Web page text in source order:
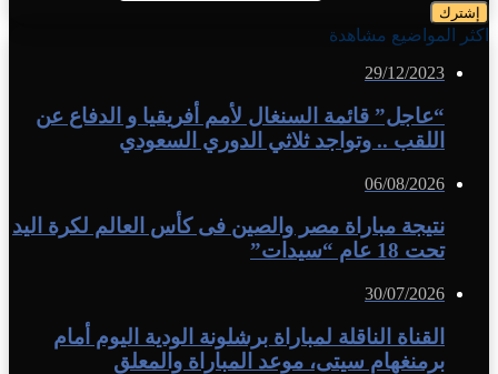
اكثر المواضيع مشاهدة
29/12/2023
“عاجل” قائمة السنغال لأمم أفريقيا و الدفاع عن
اللقب .. وتواجد ثلاثي الدوري السعودي
06/08/2026
نتيجة مباراة مصر والصين فى كأس العالم لكرة اليد
تحت 18 عام “سيدات”
30/07/2026
القناة الناقلة لمباراة برشلونة الودية اليوم أمام
برمنغهام سيتى، موعد المباراة والمعلق